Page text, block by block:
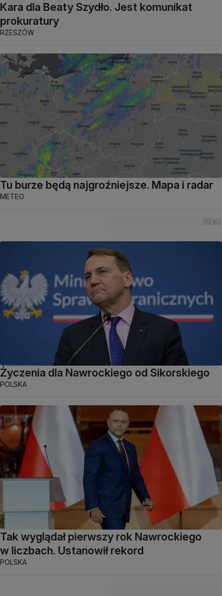
Kara dla Beaty Szydło. Jest komunikat
prokuratury
RZESZÓW
Tu burze będą najgroźniejsze. Mapa i radar
METEO
Życzenia dla Nawrockiego od Sikorskiego
POLSKA
Tak wyglądał pierwszy rok Nawrockiego
w liczbach. Ustanowił rekord
POLSKA